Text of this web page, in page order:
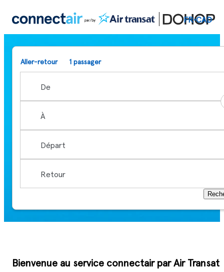
Connectair par Air Transat
Search results
FR•CAD
Aller-retour 1 passager
Bienvenue au service connectair par Air Transat!